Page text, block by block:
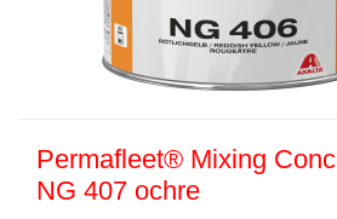
Permafleet® Mixing
NG 407 ochre